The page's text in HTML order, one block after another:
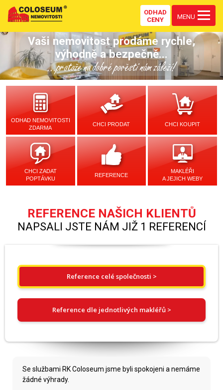
ODHAD
CENY
MENU
Vaši nemovitost prodáme rychle,
výhodně a bezpečně...
...protože na dobré pověsti nám záleží!
ODHAD NEMOVITOSTI
ZDARMA
CHCI PRODAT CHCI KOUPIT
CHCI ZADAT
POPTÁVKU
REFERENCE
MAKLÉŘI
A JEJICH WEBY
REFERENCE NAŠICH KLIENTŮ
NAPSALI JSTE NÁM JIŽ 1 REFERENCÍ
Reference celé společnosti >
Reference dle jednotlivých makléřů >
Se službami RK Coloseum jsme byli spokojeni a nemáme
žádné výhrady.